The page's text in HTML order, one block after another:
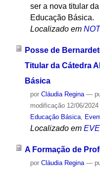
ser a nova titular
Educação Básica.
Localizado em
Posse de
Titular da Cátedra
Básica
por Cláudia Regina —
modificação12/06/2024
Educação Básica,
Localizado em
A Formação de
por Cláudia Regina —